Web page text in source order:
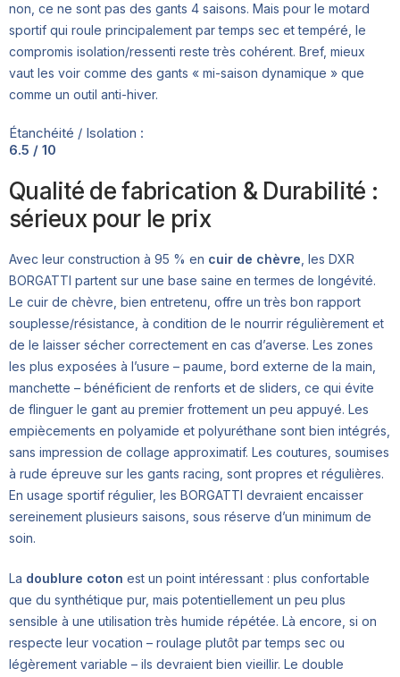
non, ce ne sont pas des gants 4 saisons. Mais pour le motard
sportif qui roule principalement par temps sec et tempéré, le
compromis isolation/ressenti reste très cohérent. Bref, mieux
vaut les voir comme des gants « mi-saison dynamique » que
comme un outil anti-hiver.
Étanchéité / Isolation :
6.5 / 10
Qualité de fabrication & Durabilité :
sérieux pour le prix
Avec leur construction à 95 % en cuir de chèvre , les DXR
BORGATTI partent sur une base saine en termes de longévité.
Le cuir de chèvre, bien entretenu, offre un très bon rapport
souplesse/résistance, à condition de le nourrir régulièrement et
de le laisser sécher correctement en cas d’averse. Les zones
les plus exposées à l’usure – paume, bord externe de la main,
manchette – bénéficient de renforts et de sliders, ce qui évite
de flinguer le gant au premier frottement un peu appuyé. Les
empiècements en polyamide et polyuréthane sont bien intégrés,
sans impression de collage approximatif. Les coutures, soumises
à rude épreuve sur les gants racing, sont propres et régulières.
En usage sportif régulier, les BORGATTI devraient encaisser
sereinement plusieurs saisons, sous réserve d’un minimum de
soin.
La doublure coton est un point intéressant : plus confortable
que du synthétique pur, mais potentiellement un peu plus
sensible à une utilisation très humide répétée. Là encore, si on
respecte leur vocation – roulage plutôt par temps sec ou
légèrement variable – ils devraient bien vieillir. Le double